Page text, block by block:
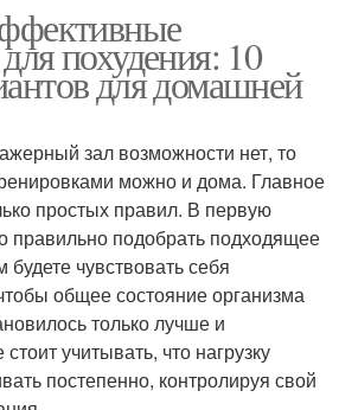
похудения: 10
для домашней
зал возможности нет, то
можно и дома. Главное
простых правил. В первую
правильно подобрать подходящее
будете чувствовать себя
общее состояние организма
только лучше и
учитывать, что нагрузку
постепенно, контролируя свой